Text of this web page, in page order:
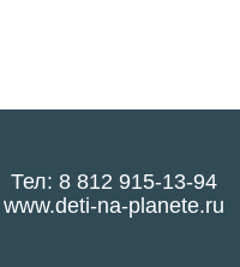
Тел: 8 812 915-13-94
www.deti-na-planete.ru